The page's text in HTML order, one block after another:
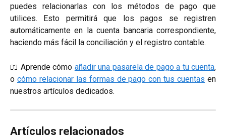
puedes relacionarlas con los métodos de pago que
utilices. Esto permitirá que los pagos se registren
automáticamente en la cuenta bancaria correspondiente,
haciendo más fácil la conciliación y el registro contable.
📖 Aprende cómo añadir una pasarela de pago a tu cuenta,
o cómo relacionar las formas de pago con tus cuentas en
nuestros artículos dedicados.
Artículos relacionados